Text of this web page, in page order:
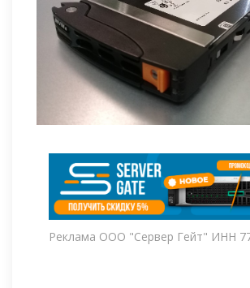
Реклама ООО "Сервер Гейт" ИНН